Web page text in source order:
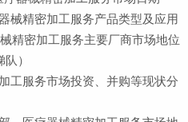
械精密加工服务产品类型及应用
精密加工服务主要厂商市场地位
）
工服务市场投资、并购等现状分